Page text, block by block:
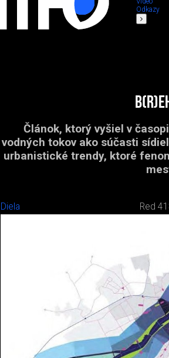
Odkazy
Článok, ktorý vyšiel v
vodných tokov ako súčasti
urbanistické trendy, ktoré
Diela Red 4